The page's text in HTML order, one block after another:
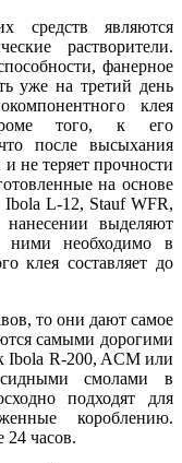
средств являются
растворители.
фанерное
уже на третий день
клея
того, к его
после высыхания
и не теряет прочности
на основе
Ibola L-12, Stauf WFR,
выделяют
ними необходимо в
клея составляет до
то они дают самое
самыми дорогими
R-200, ACM или
смолами в
подходят для
короблению.
24 часов.